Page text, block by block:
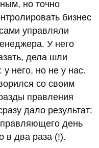
но точно
бизнес
управляли
У него
дела шли
него, но не у нас.
со своим
правления
дало результат:
день
в два раза (!).